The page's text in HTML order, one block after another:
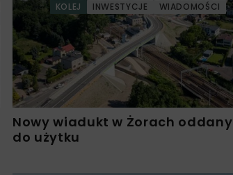
KOLEJ INWESTYCJE WIADOMOŚCI
Nowy wiadukt w Żorach oddany
do użytku